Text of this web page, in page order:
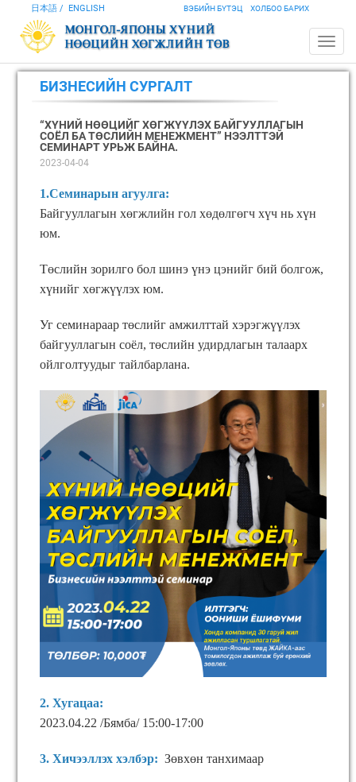
ВЭБИЙН БҮТЭЦ ХОЛБОО БАРИХ
日本語 ENGLISH
БИЗНЕСИЙН СУРГАЛТ
“ХҮНИЙ НӨӨЦИЙГ ХӨГЖҮҮЛЭХ БАЙГУУЛЛАГЫН
СОЁЛ БА ТӨСЛИЙН МЕНЕЖМЕНТ” НЭЭЛТТЭЙ
СЕМИНАРТ УРЬЖ БАЙНА.
2023-04-04
1.Семинарын агуулга:
Байгууллагын хөгжлийн гол хөдөлгөгч хүч нь хүн
юм.
Төслийн зорилго бол шинэ үнэ цэнийг бий болгож,
хүнийг хөгжүүлэх юм.
Уг семинараар төслийг амжилттай хэрэгжүүлэх
байгууллагын соёл, төслийн удирдлагын талаарх
ойлголтуудыг тайлбарлана.
2. Хугацаа:
2023.04.22 /Бямба/ 15:00-17:00
3. Хичээллэх хэлбэр: Зөвхөн танхимаар